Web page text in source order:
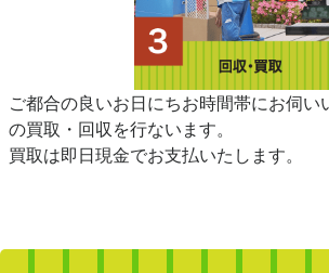
ご都合の良いお日にちお時間帯にお伺い
の買取・回収を行ないます。
買取は即日現金でお支払いたします。